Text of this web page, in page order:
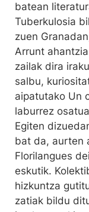
batean
Tuberkulosia
zuen
Arrunt
zailak dira
salbu,
aipatutako Un
laburrez
Egiten
bat da, aurten
Florilangues
eskutik.
hizkuntza
zatiak bildu